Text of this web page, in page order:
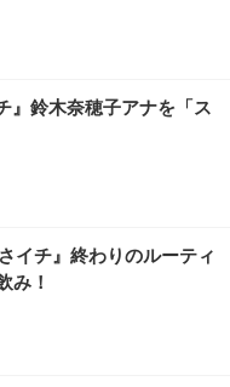
』鈴木奈穂子アナを「ス
イチ』終わりのルーティ
み！